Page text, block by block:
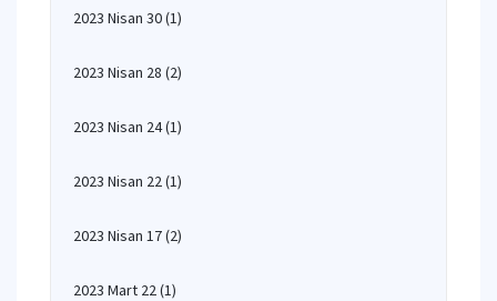
2023 Nisan 30(1)
2023 Nisan 28 (2)
2023 Nisan 24(1)
2023 Nisan 22(1)
2023 Nisan 17(2)
2023 Mart 22(1)